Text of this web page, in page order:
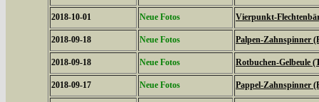
2018-10-01 Neue Fotos Vierpunkt-
2018-09-18 Neue Fotos Palpen-Zahnspinner
2018-09-18 Neue Fotos Rotbuchen-Gelbeule
2018-09-17 Neue Fotos Pappel-Zahnspinner